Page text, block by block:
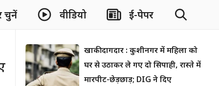
चुनें वीडियो ई-पेपर
खाकी दागदार : कुशीनगर में महिला को
घर से उठाकर ले गए दो सिपाही, रास्ते में
मारपीट-छेड़छाड़; DIG ने दिए